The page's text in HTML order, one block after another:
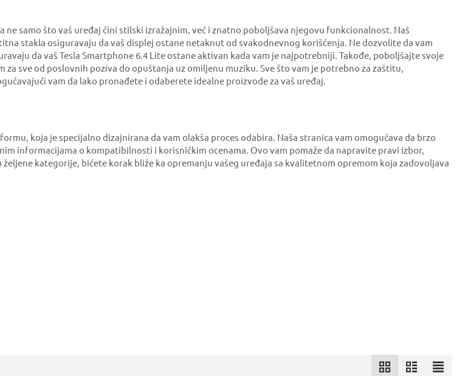
samo što vaš uređaj čini stilski izražajnim, već i znatno poboljšava njegovu funkcionalnost. Naš
stakla osiguravaju da vaš displej ostane netaknut od svakodnevnog korišćenja. Ne dozvolite da vam
da vaš Tesla Smartphone 6.4 Lite ostane aktivan kada vam je najpotrebniji. Takođe, poboljšajte svoje
sve od poslovnih poziva do opuštanja uz omiljenu muziku. Sve što vam je potrebno za zaštitu,
vam da lako pronađete i odaberete idealne proizvode za vaš uređaj.
koja je specijalno dizajnirana da vam olakša proces odabira. Naša stranica vam omogućava da brzo
informacijama o kompatibilnosti i korisničkim ocenama. Ovo vam pomaže da napravite pravi izbor,
kategorije, bićete korak bliže ka opremanju vašeg uređaja sa kvalitetnom opremom koja zadovoljava